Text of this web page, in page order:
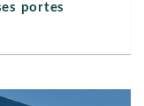
portes